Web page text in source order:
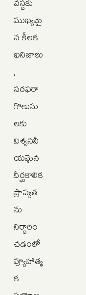
ముఖ్యమై
న కీలక
ఖనిజాలు
,
సరఫరా
గొలుసు
లకు
విశ్వసనీ
యమైన
దీర్ఘకాలిక
ప్రాప్యత
ను
నిర్ధారిం
చడంలో
వ్యూహాత్మ
క